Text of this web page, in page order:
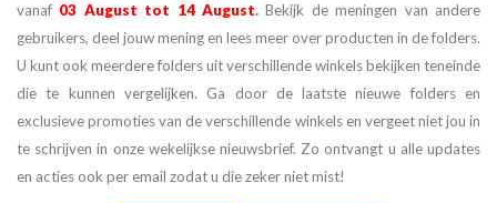
vanaf 03 August tot 14 August. Bekijk de meningen van andere
gebruikers, deel jouw mening en lees meer over producten in de folders.
U kunt ook meerdere folders uit verschillende winkels bekijken teneinde
die te kunnen vergelijken. Ga door de laatste nieuwe folders en
exclusieve promoties van de verschillende winkels en vergeet niet jou in
te schrijven in onze wekelijkse nieuwsbrief. Zo ontvangt u alle updates
en acties ook per email zodat u die zeker niet mist!